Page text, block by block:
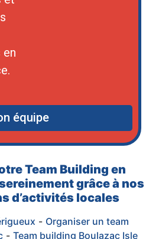
en
équipe
Team Building en
grâce à nos
d’activités locales
- Organiser un team
- Team building Boulazac Isle